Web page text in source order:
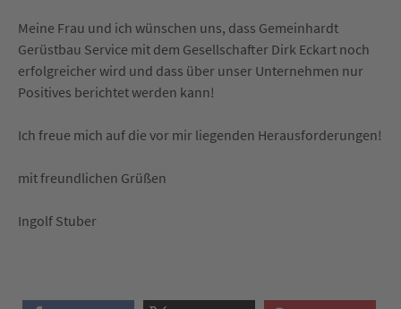
Meine Frau und ich wünschen uns, dass Gemeinhardt
Gerüstbau Service mit dem Gesellschafter Dirk Eckart noch
erfolgreicher wird und dass über unser Unternehmen nur
Positives berichtet werden kann!
Ich freue mich auf die vor mir liegenden Herausforderungen!
mit freundlichen Grüßen
Ingolf Stuber